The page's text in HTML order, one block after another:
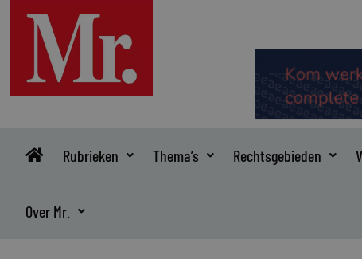
inhoud
Rubrieken Thema’s Rechtsgebieden
Over Mr.